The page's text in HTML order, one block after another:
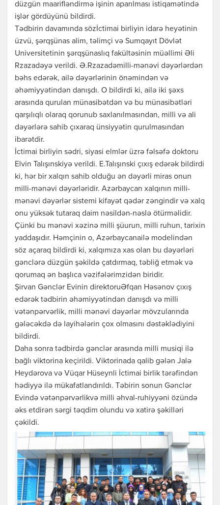
düzgün maarifləndirmə işinin aparılması istiqamətində
işlər gördüyünü bildirdi.
Tədbirin davamında sözİctimai birliyin idarə heyətinin
üzvü, şərqşünas alim, təlimçi və Sumqayıt Dövlət
Universitetinin şərqşünaslıq fakültəsinin müəllimi Əli
Rzazadəyə verildi. Ə.Rzazadəmilli-mənəvi dəyərlərdən
bəhs edərək, ailə dəyərlərinin önəmindən və
əhəmiyyətindən danışdı. O bildirdi ki, ailə iki şəxs
arasında qurulan münasibətdən və bu münasibətləri
qarşılıqlı olaraq qorunub saxlanılmasından, milli və ali
dəyərlərə sahib çıxaraq ünsiyyətin qurulmasından
ibarətdir.
İctimai birliyin sədri, siyasi elmlər üzrə fəlsəfə doktoru
Elvin Talışınskiyə verildi. E.Talışınski çıxış edərək bildirdi
ki, hər bir xalqın sahib olduğu ən dəyərli miras onun
milli-mənəvi dəyərləridir. Azərbaycan xalqının milli-
mənəvi dəyərlər sistemi kifayət qədər zəngindir və xalq
onu yüksək tutaraq daim nəsildən-nəslə ötürməlidir.
Çünki bu mənəvi xəzinə milli şüurun, milli ruhun, tarixin
yaddaşıdır. Həmçinin o, Azərbaycanailə modelindən
söz açaraq bildirdi ki, xalqımıza xas olan bu dəyərləri
gənclərə düzgün şəkildə çatdırmaq, təbliğ etmək və
qorumaq ən başlıca vəzifələrimzidən biridir.
Şirvan Gənclər Evinin direktoruƏfqan Həsənov çıxış
edərək tədbirin əhəmiyyətindən danışdı və milli
vətənpərvərlik, milli mənəvi dəyərlər mövzularında
gələcəkdə də layihələrin çox olmasını dəstəklədiyini
bildirdi.
Daha sonra tədbirdə gənclər arasında milli musiqi ilə
bağlı viktorina keçirildi. Viktorinada qalib gələn Jalə
Heydərova və Vüqar Hüseynli İctimai birlik tərəfindən
hədiyyə ilə mükafatlandırıldı. Təbirin sonun Gənclər
Evində vətənpərvərlikvə milli əhval-ruhiyyəni özündə
əks etdirən sərgi təqdim olundu və xatirə şəkilləri
çəkildi.